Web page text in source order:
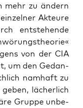
mehr zu ändern
Akteu­re
ent­ste­hen­de
von der CIA
um den Gedan­
nam­haft zu
lächer­lich
Grup­pe unbe­